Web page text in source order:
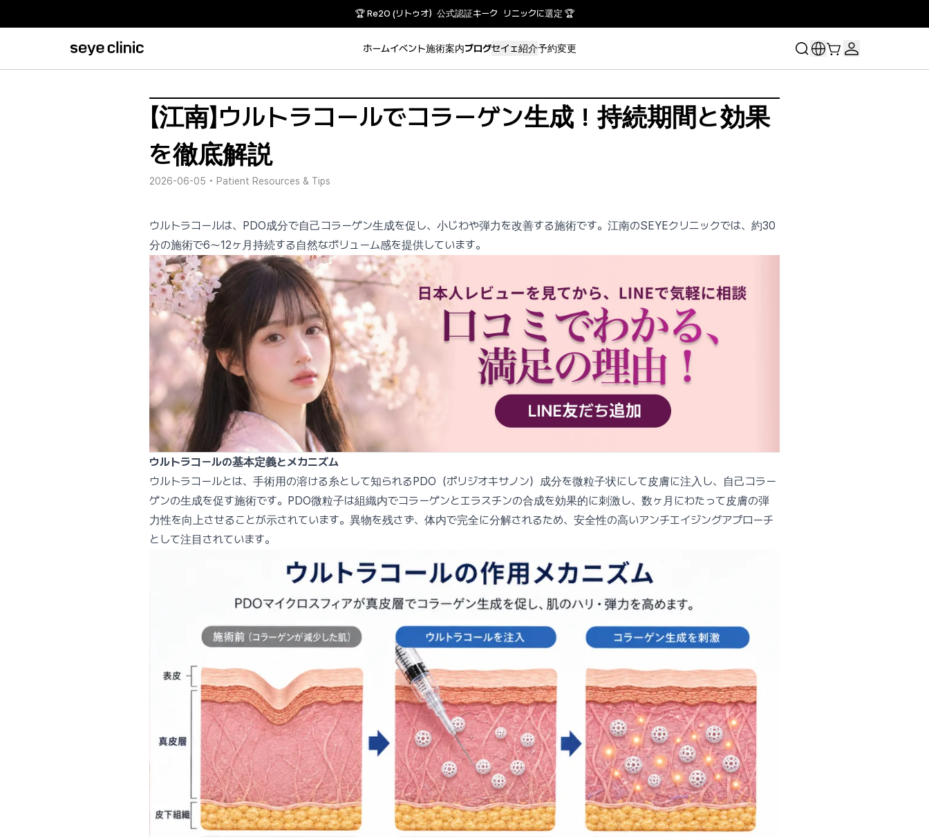
🏆 Re2O (リトゥオ）公式認証キーク リニックに選定 🏆
ホームイベント施術案内ブログセイェ紹介予約変更
【江南】ウルトラコールでコラーゲン生成！持続期間と効果
を徹底解説
2026-06-05 • Patient Resources & Tips
ウルトラコールは、PDO成分で自己コラーゲン生成を促し、小じわや弾力を改善する施術です。江南のSEYEクリニックでは、約30
分の施術で6〜12ヶ月持続する自然なボリューム感を提供しています。
ウルトラコールの基本定義とメカニズム
ウルトラコールとは、手術用の溶ける糸として知られるPDO（ポリジオキサノン）成分を微粒子状にして皮膚に注入し、自己コラー
ゲンの生成を促す施術です。PDO微粒子は組織内でコラーゲンとエラスチンの合成を効果的に刺激し、数ヶ月にわたって皮膚の弾
力性を向上させることが示されています。異物を残さず、体内で完全に分解されるため、安全性の高いアンチエイジングアプローチ
として注目されています。